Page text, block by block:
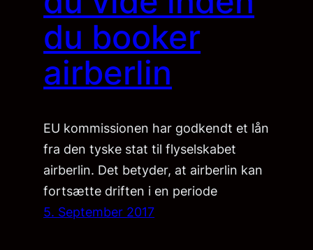
du booker
airberlin
EU kommissionen har godkendt et lån
fra den tyske stat til flyselskabet
airberlin. Det betyder, at airberlin kan
fortsætte driften i en periode
5. September 2017